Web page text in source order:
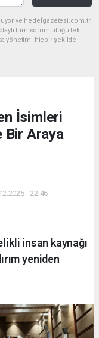
ve hedefgazetesi.com.tr
tüm sorumluluğu tek
yönetimi hiçbir şekilde
İsimleri
Bir Araya
- 22:46
insan kaynağı
yeniden